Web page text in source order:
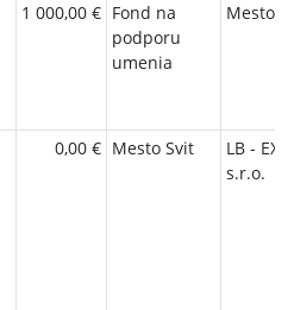
1 000,00 € Fond na
podporu
umenia
Mesto
0,00 € Mesto Svit
LB -
s.r.o.